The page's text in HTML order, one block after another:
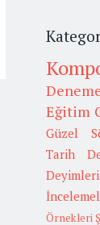
Eğitim
Güzel
Tarih
Örnekleri